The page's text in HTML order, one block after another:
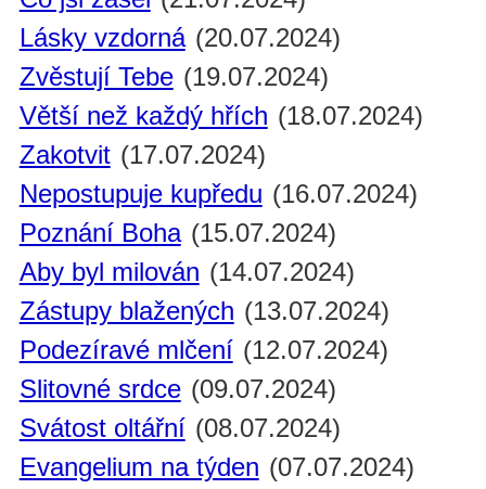
Lásky vzdorná (20.07.2024)
Zvěstují Tebe (19.07.2024)
Větší než každý hřích (18.07.2024)
Zakotvit (17.07.2024)
Nepostupuje kupředu (16.07.2024)
Poznání Boha (15.07.2024)
Aby byl milován (14.07.2024)
Zástupy blažených (13.07.2024)
Podezíravé mlčení (12.07.2024)
Slitovné srdce (09.07.2024)
Svátost oltářní (08.07.2024)
Evangelium na týden (07.07.2024)